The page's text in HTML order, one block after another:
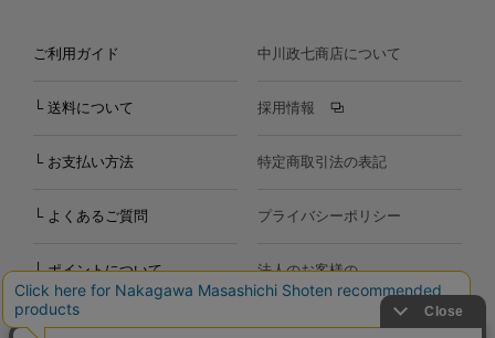
ご利用ガイド
└ 送料について
└ お支払い方法
└ よくあるご質問
└ ポイントについて
個人のお客様の
中川政七商店について
採用情報
特定商取引法の表記
プライバシーポリシー
法人のお客様の
お問い合わせ